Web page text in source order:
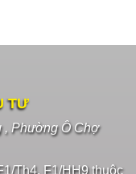
TƯ
, Phường Ô Chợ
Th4, F1/HH9 thuộc